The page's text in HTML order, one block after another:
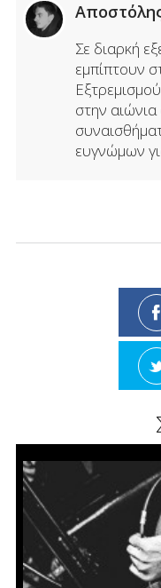
Σε διαρκή
εμπίπτουν
στην
ευγνώμων